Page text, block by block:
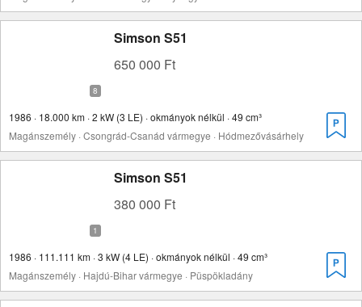
Simson S51
650 000 Ft
1986 · 18.000 km · 2 kW (3 LE) · okmányok nélkül · 49 cm³
Magánszemély · Csongrád-Csanád vármegye · Hódmezővásárhely
Simson S51
380 000 Ft
1986 · 111.111 km · 3 kW (4 LE) · okmányok nélkül · 49 cm³
Magánszemély · Hajdú-Bihar vármegye · Püspökladány